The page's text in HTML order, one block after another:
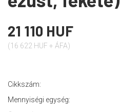
21 110 HUF
(16 622 HUF + ÁFA)
Cikkszám:
Mennyiségi egység: